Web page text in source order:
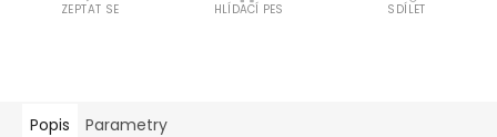
ZEPTAT SE HLÍDACÍ PES SDÍLET
Popis Parametry